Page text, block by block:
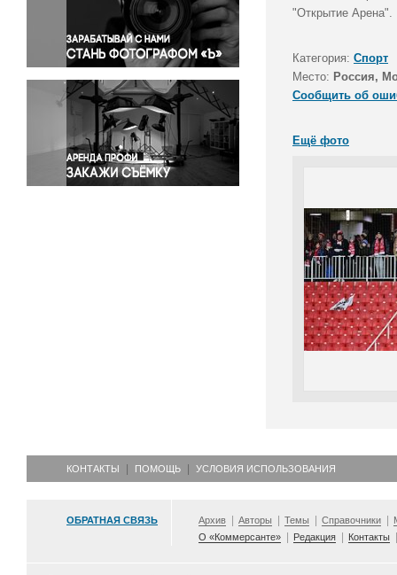
Правосудие
Происшествия и конфликты
Религия
Светская жизнь
Спорт
Экология
Экономика и бизнес
"Открытие Арена".
Категория: Спорт
Место: Россия,
Сообщить об
Ещё фото
КОНТАКТЫ ПОМОЩЬ УСЛОВИЯ ИСПОЛЬЗОВАНИЯ
ОБРАТНАЯ СВЯЗЬ Архив Авторы Темы Справочники
О «Коммерсанте»
Редакция Контакты